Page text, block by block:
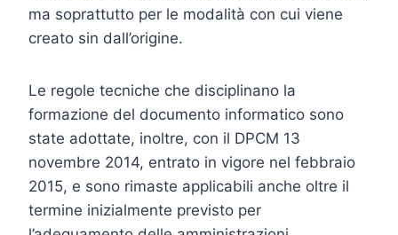
ma soprattutto per le modalità con cui viene
creato sin dall’origine.
Le regole tecniche che disciplinano la
formazione del documento informatico sono
state adottate, inoltre, con il DPCM 13
novembre 2014, entrato in vigore nel febbraio
2015, e sono rimaste applicabili anche oltre il
termine inizialmente previsto per